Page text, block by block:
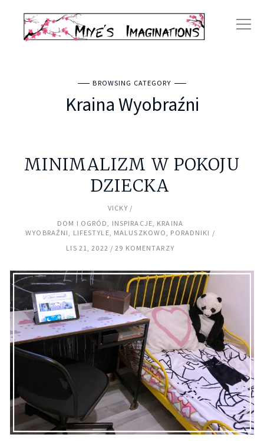
BROWSING CATEGORY
Kraina Wyobraźni
MINIMALIZM W POKOJU
DZIECKA
VICKY
DOM I OGRÓD
INSPIRACJE KRAINA
WYOBRAŹNI
LIFESTYLE MALUSZKOWO
PORADNIKI
LIS 21, 2022
29 KOMENTARZY